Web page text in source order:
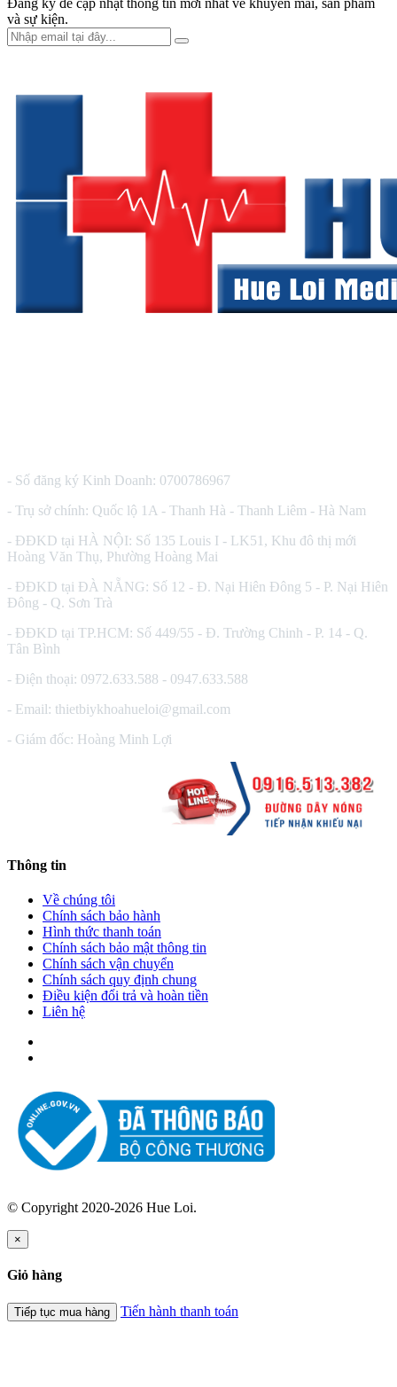
và sự kiện.
- Số đăng ký Kinh Doanh: 0700786967
- Trụ sở chính: Quốc lộ 1A - Thanh Hà - Thanh Liêm - Hà Nam
- ĐĐKD tại HÀ NỘI: Số 135 Louis I - LK51, Khu đô thị mới
Hoàng Văn Thụ, Phường Hoàng Mai
- ĐĐKD tại ĐÀ NẴNG: Số 12 - Đ. Nại Hiên Đông 5 - P. Nại Hiên
Đông - Q. Sơn Trà
- ĐĐKD tại TP.HCM: Số 449/55 - Đ. Trường Chinh - P. 14 - Q.
Tân Bình
- Điện thoại: 0972.633.588 - 0947.633.588
- Email: thietbiykhoahueloi@gmail.com
- Giám đốc: Hoàng Minh Lợi
Thông tin
Về chúng tôi
Chính sách bảo hành
Hình thức thanh toán
Chính sách bảo mật thông tin
Chính sách vận chuyển
Chính sách quy định chung
Điều kiện đổi trả và hoàn tiền
Liên hệ
© Copyright 2020-2026 Hue Loi.
×
Giỏ hàng
Tiếp tục mua hàng Tiến hành thanh toán